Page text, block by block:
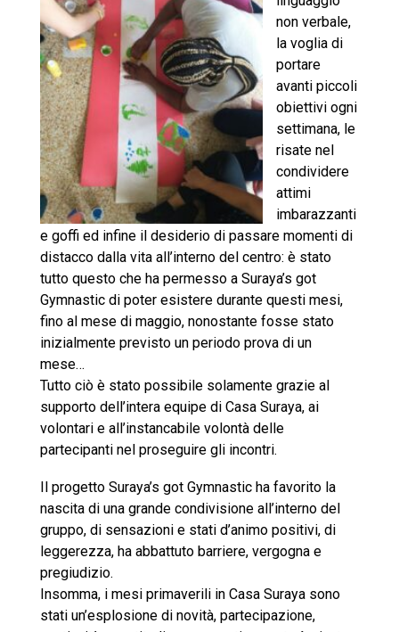
non verbale,
la voglia di
portare
avanti piccoli
obiettivi ogni
settimana, le
risate nel
condividere
attimi
imbarazzanti
e goffi ed infine il desiderio di passare momenti di
distacco dalla vita all’interno del centro: è stato
tutto questo che ha permesso a Suraya’s got
Gymnastic di poter esistere durante questi mesi,
fino al mese di maggio, nonostante fosse stato
inizialmente previsto un periodo prova di un
mese…
Tutto ciò è stato possibile solamente grazie al
supporto dell’intera equipe di Casa Suraya, ai
volontari e all’instancabile volontà delle
partecipanti nel proseguire gli incontri.
Il progetto Suraya’s got Gymnastic ha favorito la
nascita di una grande condivisione all’interno del
gruppo, di sensazioni e stati d’animo positivi, di
leggerezza, ha abbattuto barriere, vergogna e
pregiudizio.
Insomma, i mesi primaverili in Casa Suraya sono
stati un’esplosione di novità, partecipazione,